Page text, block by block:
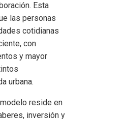
Esta
las personas
cotidianas
con
y mayor
urbana.
reside en
inversión y